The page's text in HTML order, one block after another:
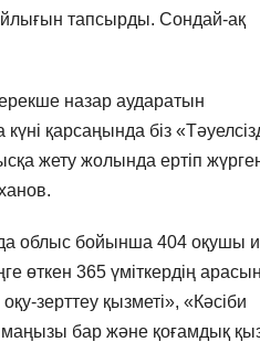
тапсырды. Сондай-ақ
назар аударатын
қарсаңында біз
жету жолында ертіп
облыс бойынша 404 оқушы
өткен 365 үміткердің
зерттеу қызметі», «Кәсіби
бар және қоғамдық